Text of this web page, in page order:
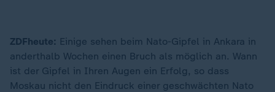
ZDFheute: Einige sehen beim Nato-Gipfel in Ankara in
anderthalb Wochen einen Bruch als möglich an. Wann
ist der Gipfel in Ihren Augen ein Erfolg, so dass
Moskau nicht den Eindruck einer geschwächten Nato